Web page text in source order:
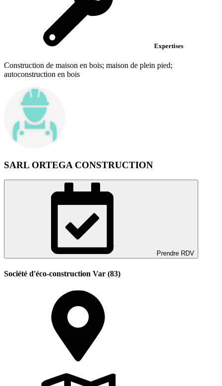
Expertises
Construction de maison en bois; maison de plein pied;
autoconstruction en bois
SARL ORTEGA CONSTRUCTION
Prendre RDV
Société d'éco-construction Var (83)